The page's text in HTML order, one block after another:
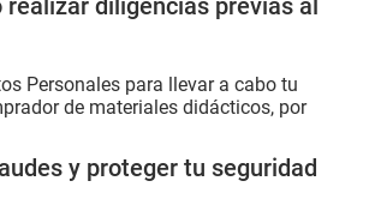
realizar diligencias previas al
Personales para llevar a cabo tu
de materiales didácticos, por
y proteger tu seguridad